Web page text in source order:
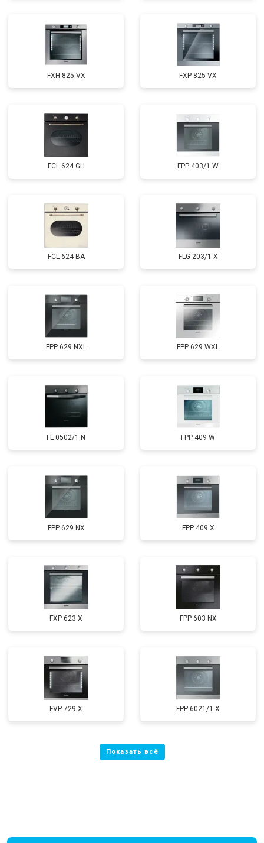
FXH 825 VX FXP 825 VX
FCL 624 GH FPP 403/1 W
FCL 624 BA FLG 203/1 X
FPP 629 NXL FPP 629 WXL
FL 0502/1 N FPP 409 W
FPP 629 NX FPP 409 X
FXP 623 X FPP 603 NX
FVP 729 X FPP 6021/1 X